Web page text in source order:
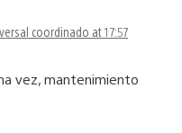
coordinado at 17:57
vez, mantenimiento